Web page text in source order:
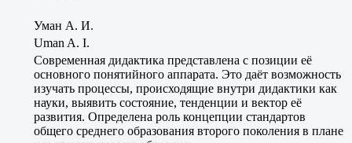
Уман А. И.
Uman A. I.
Современная дидактика представлена с позиции её
основного понятийного аппарата. Это даёт возможность
изучать процессы, происходящие внутри дидактики как
науки, выявить состояние, тенденции и вектор её
развития. Определена роль концепции стандартов
общего среднего образования второго поколения в плане